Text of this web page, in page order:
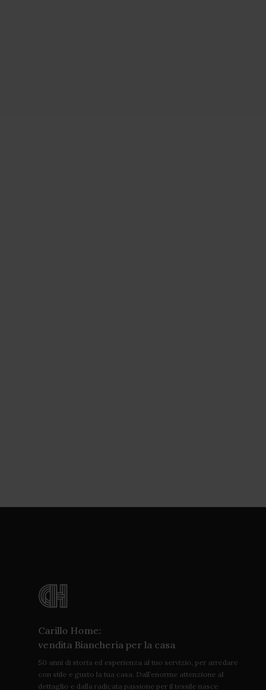
Carillo Home:
vendita Biancheria per la casa
50 anni di storia ed esperienza al tuo servizio, per arredare
con stile e gusto la tua casa. Dall’enorme attenzione al
dettaglio e dalla radicata passione per il tessile nasce